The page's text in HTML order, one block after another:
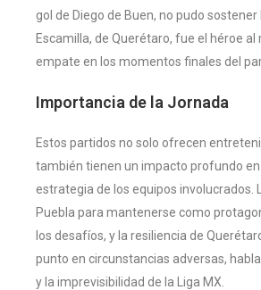
gol de Diego de Buen, no pudo sostener
Escamilla, de Querétaro, fue el héroe al
empate en los momentos finales del
Importancia de la Jornada
Estos partidos no solo ofrecen
también tienen un impacto profundo
estrategia de los equipos involucrados.
Puebla para mantenerse como
los desafíos, y la resiliencia de
punto en circunstancias adversas,
y la imprevisibilidad de la Liga MX.